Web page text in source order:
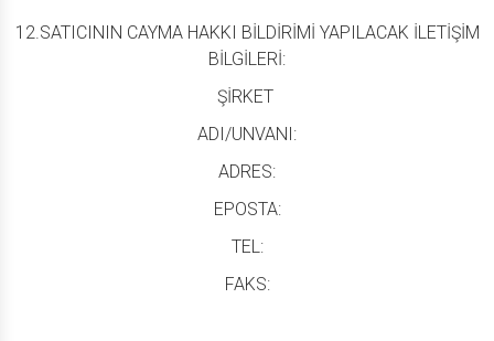
12.SATICININ CAYMA HAKKI BİLDİRİMİ YAPILACAK İLETİŞİM
BİLGİLERİ:
ŞİRKET
ADI/UNVANI:
ADRES:
EPOSTA:
TEL:
FAKS: